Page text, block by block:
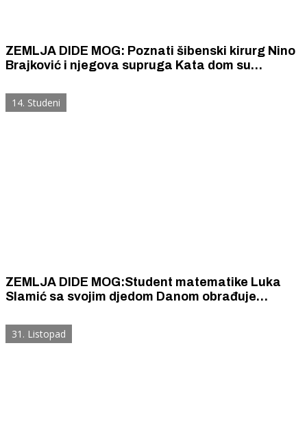
ZEMLJA DIDE MOG: Poznati šibenski kirurg Nino
Brajković i njegova supruga Kata dom su
14. Studeni
ZEMLJA DIDE MOG:Student matematike Luka
Slamić sa svojim djedom Danom obrađuje
"Slamić"
31. Listopad